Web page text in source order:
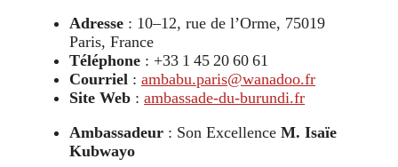
Adresse : 10–12, rue de l’Orme, 75019
Paris, France
Téléphone : +33 1 45 20 60 61
Courriel : ambabu.paris@wanadoo.fr
Site Web : ambassade‑du‑burundi.fr
Ambassadeur : Son Excellence M. Isaïe
Kubwayo